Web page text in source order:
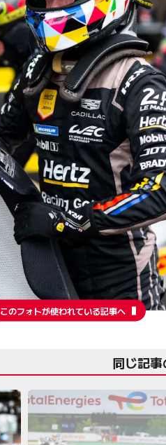
このフォトが使われている記事へ
同じ記